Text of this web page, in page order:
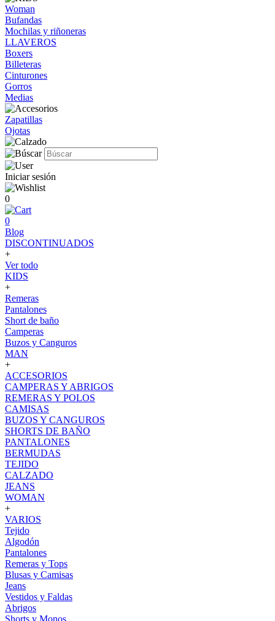
Woman
Bufandas
Mochilas y riñoneras
LLAVEROS
Boxers
Billeteras
Cinturones
Gorros
Medias
Zapatillas
Ojotas
Iniciar sesión
0
0
Blog
DISCONTINUADOS
+
Ver todo
KIDS
+
Remeras
Pantalones
Short de baño
Camperas
Buzos y Canguros
MAN
+
ACCESORIOS
CAMPERAS Y ABRIGOS
REMERAS Y POLOS
CAMISAS
BUZOS Y CANGUROS
SHORTS DE BAÑO
PANTALONES
BERMUDAS
TEJIDO
CALZADO
JEANS
WOMAN
+
VARIOS
Tejido
Algodón
Pantalones
Remeras y Tops
Blusas y Camisas
Jeans
Vestidos y Faldas
Abrigos
Shorts y Monos